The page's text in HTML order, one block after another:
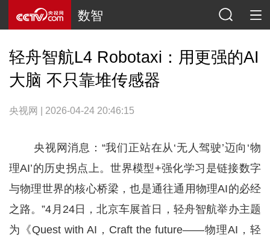
数智
轻舟智航L4 Robotaxi：用更强的AI
大脑 不只靠堆传感器
央视网 | 2026-04-24 20:46:15
央视网消息：“我们正站在从‘无人驾驶’迈向‘物
理AI’的历史拐点上。世界模型+强化学习是链接数字
与物理世界的核心桥梁，也是通往通用物理AI的必经
之路。”4月24日，北京车展首日，轻舟智航举办主题
为《Quest with AI，Craft the future——物理AI，轻